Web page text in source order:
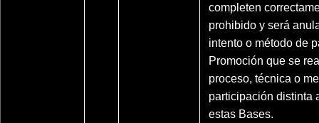
completen
prohibido y será
intento o método de
Promoción que se
proceso, técnica o
participación distinta
estas Bases.